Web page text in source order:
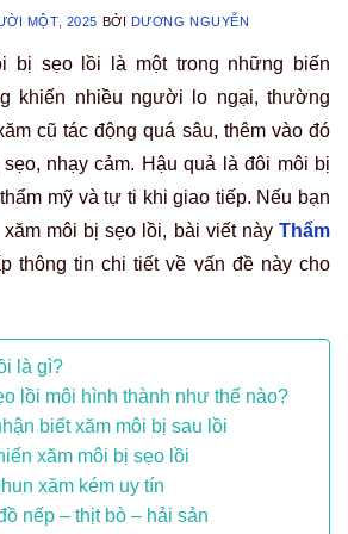
MỘT, 2025 BỞI DƯƠNG NGUYỄN
bị sẹo lồi là một trong những biến
khiến nhiều người lo ngại, thường
cũ tác động quá sâu, thêm vào đó
nhạy cảm. Hậu quả là đôi môi bị
mỹ và tự ti khi giao tiếp. Nếu bạn
môi bị sẹo lồi, bài viết này Thẩm
thông tin chi tiết về vấn đề này cho
là gì?
lồi môi hình thành như thế nào?
biết xăm môi bị sau lồi
xăm môi bị sẹo lồi
xăm kém uy tín
nếp – thịt bò – hải sản